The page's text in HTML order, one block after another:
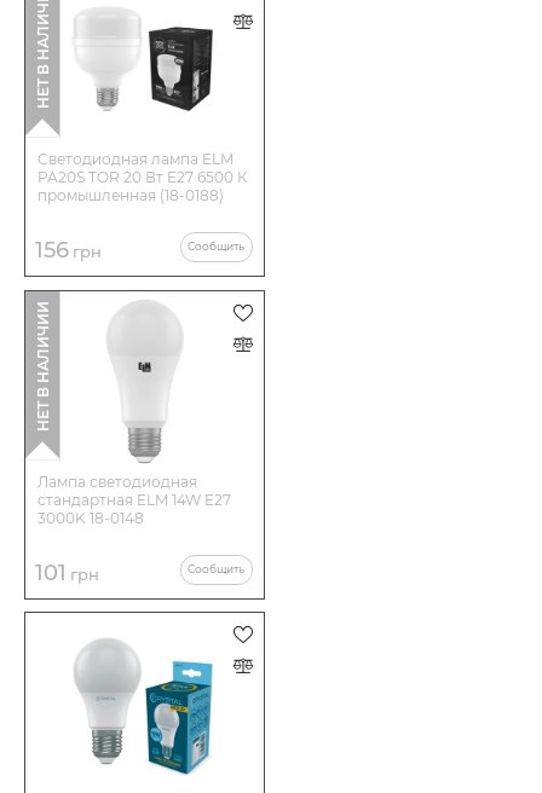
Светодиодная лампа ELM
PA20S TOR 20 Вт E27 6500 К
промышленная (18-0188)
156 грн Сообщить
НЕТ В НАЛИЧИИ
Лампа светодиодная
стандартная ELM 14W E27
3000K 18-0148
101 грн Сообщить
НЕТ В НАЛИЧИИ